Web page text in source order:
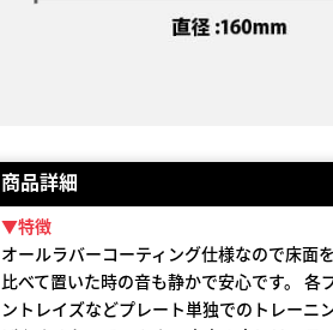
商品詳細
▼特徴
オールラバーコーティング仕様なので床面
比べて置いた時の音も静かで安心です。
ントレイズなどプレート単独でのトレーニ